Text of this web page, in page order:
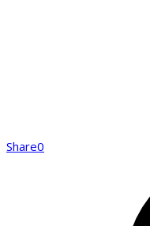
Share0